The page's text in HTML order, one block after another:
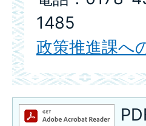
1485
政策推進課へ